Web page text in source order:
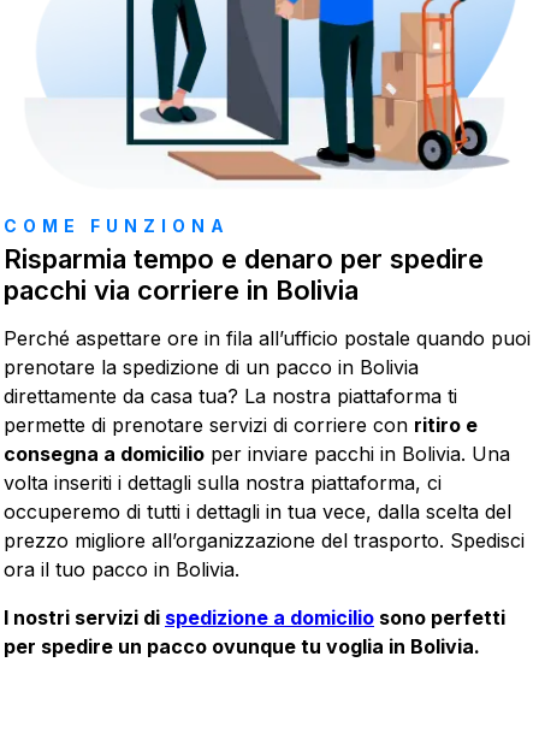
COME FUNZIONA
Risparmia tempo e denaro per spedire
pacchi via corriere in Bolivia
Perché aspettare ore in fila all’ufficio postale quando puoi
prenotare la spedizione di un pacco in Bolivia
direttamente da casa tua? La nostra piattaforma ti
permette di prenotare servizi di corriere con ritiro e
consegna a domicilio per inviare pacchi in Bolivia. Una
volta inseriti i dettagli sulla nostra piattaforma, ci
occuperemo di tutti i dettagli in tua vece, dalla scelta del
prezzo migliore all’organizzazione del trasporto. Spedisci
ora il tuo pacco in Bolivia.
I nostri servizi di spedizione a domicilio sono perfetti
per spedire un pacco ovunque tu voglia in Bolivia.